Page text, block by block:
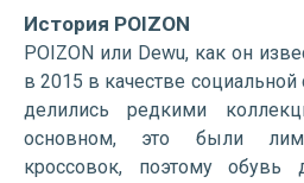
История POIZON
POIZON или Dewu, как он
в 2015 в качестве социальной
делились редкими
основном, это были
кроссовок, поэтому обувь